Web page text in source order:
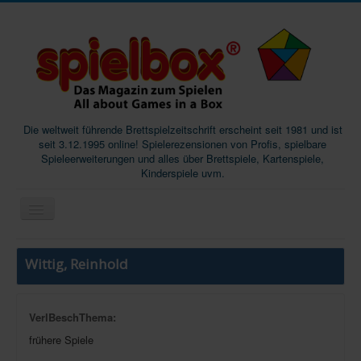
Die weltweit führende Brettspielzeitschrift erscheint seit 1981 und ist
seit 3.12.1995 online! Spielerezensionen von Profis, spielbare
Spieleerweiterungen und alles über Brettspiele, Kartenspiele,
Kinderspiele uvm.
Start
Magazine
Wittig, Reinhold
VerlBeschThema:
frühere Spiele